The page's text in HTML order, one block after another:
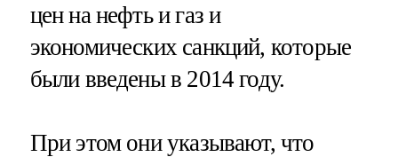
цен на нефть и газ и
экономических санкций, которые
были введены в 2014 году.
При этом они указывают, что